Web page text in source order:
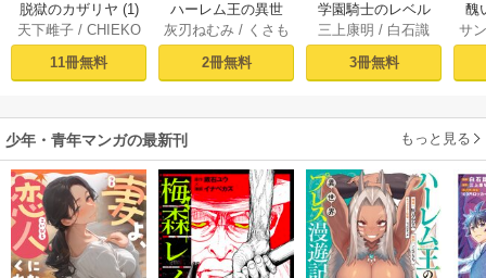
脱獄のカザリヤ (1)
天下雌子/ CHIEKO
11冊無料
ハーレム王の異世
界プレス漫遊記 ～
最強無双のおじさ
んはあらゆる種族
ミック） 1巻
灰刃ねむみ / くさも
ち
2冊無料
学園騎士のレベル
アップ！レベル100
0超えの転生者、落
ちこぼれクラスに
（コミック） ： 1
三上康明 / 白石識
3冊無料
醜
同
サ
少年・青年マンガの最新刊 もっと見る